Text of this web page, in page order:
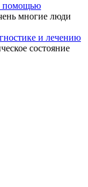
помощью
многие люди
и лечению
состояние